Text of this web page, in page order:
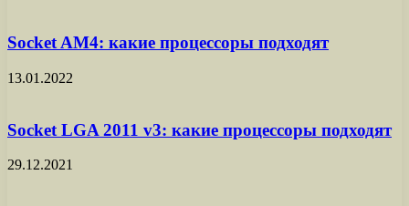
Socket AM4: какие процессоры подходят
13.01.2022
Socket LGA 2011 v3: какие процессоры подходят
29.12.2021